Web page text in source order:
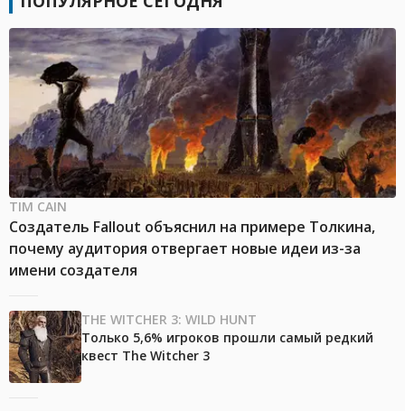
TIM CAIN
Создатель Fallout объяснил на примере Толкина,
почему аудитория отвергает новые идеи из-за
имени создателя
THE WITCHER 3: WILD HUNT
Только 5,6% игроков прошли самый редкий
квест The Witcher 3